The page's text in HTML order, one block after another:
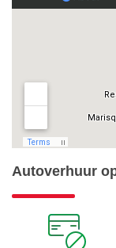
Autoverhuur